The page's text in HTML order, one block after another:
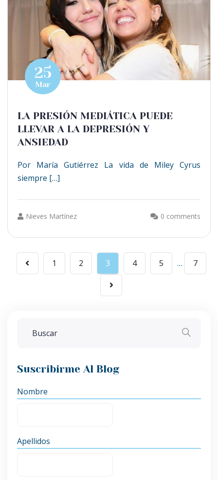
25
Mar
LA PRESIÓN MEDIÁTICA PUEDE
LLEVAR A LA DEPRESIÓN Y
ANSIEDAD
Por María Gutiérrez La vida de Miley Cyrus
siempre […]
Nieves Martínez 0 comments
1 2 3 4 5 … 7
Suscribirme Al Blog
Nombre
Apellidos